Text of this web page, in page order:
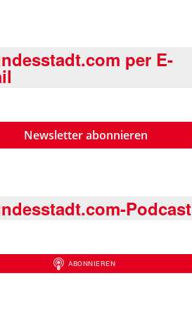
per E-
Newsletter abonnieren
Podcast